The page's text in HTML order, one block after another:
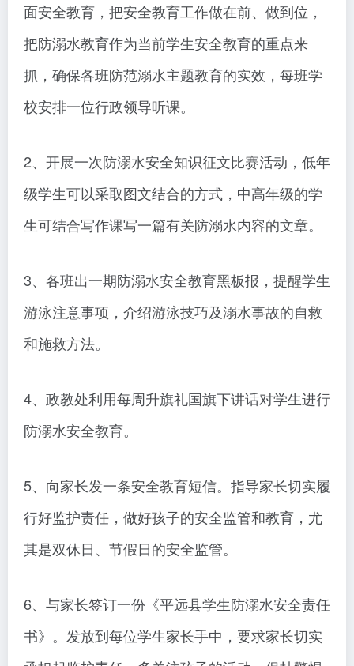
面安全教育，把安全教育工作做在前、做到位，
把防溺水教育作为当前学生安全教育的重点来
抓，确保各班防范溺水主题教育的实效，每班学
校安排一位行政领导听课。
2、开展一次防溺水安全知识征文比赛活动，低年
级学生可以采取图文结合的方式，中高年级的学
生可结合写作课写一篇有关防溺水内容的文章。
3、各班出一期防溺水安全教育黑板报，提醒学生
游泳注意事项，介绍游泳技巧及溺水事故的自救
和施救方法。
4、政教处利用每周升旗礼国旗下讲话对学生进行
防溺水安全教育。
5、向家长发一条安全教育短信。指导家长切实履
行好监护责任，做好孩子的安全监管和教育，尤
其是双休日、节假日的安全监管。
6、与家长签订一份《平远县学生防溺水安全责任
书》。发放到每位学生家长手中，要求家长切实